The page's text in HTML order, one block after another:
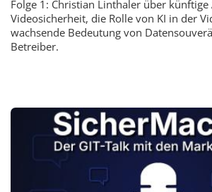
Folge 1: Christian Linthaler über
Videosicherheit, die Rolle von KI in der
wachsende Bedeutung von
Betreiber.